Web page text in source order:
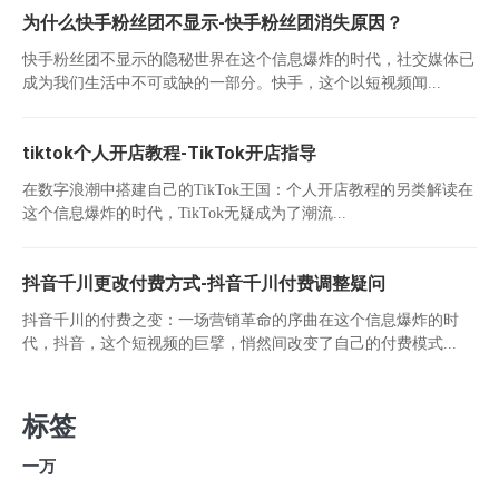
为什么快手粉丝团不显示-快手粉丝团消失原因？
快手粉丝团不显示的隐秘世界在这个信息爆炸的时代，社交媒体已
成为我们生活中不可或缺的一部分。快手，这个以短视频闻...
tiktok个人开店教程-TikTok开店指导
在数字浪潮中搭建自己的TikTok王国：个人开店教程的另类解读在
这个信息爆炸的时代，TikTok无疑成为了潮流...
抖音千川更改付费方式-抖音千川付费调整疑问
抖音千川的付费之变：一场营销革命的序曲在这个信息爆炸的时
代，抖音，这个短视频的巨擘，悄然间改变了自己的付费模式...
标签
一万